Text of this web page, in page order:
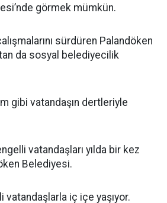
görmek mümkün.
sürdüren Palandöken
da sosyal belediyecilik
gibi vatandaşın dertleriyle
vatandaşları yılda bir kez
Belediyesi.
vatandaşlarla iç içe yaşıyor.